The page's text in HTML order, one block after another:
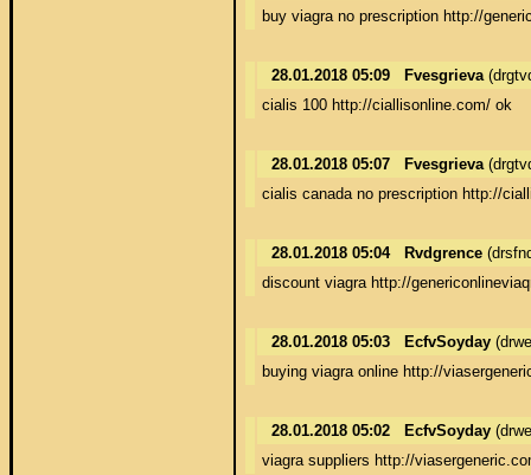
buy viagra no prescription http://
28.01.2018 05:09 Fvesgrieva
cialis 100 http://ciallisonline.com/ ok
28.01.2018 05:07 Fvesgrieva
cialis canada no prescription http://
28.01.2018 05:04 Rvdgrence
discount viagra http://
28.01.2018 05:03 EcfvSoyday
buying viagra online http://
28.01.2018 05:02 EcfvSoyday
viagra suppliers http://